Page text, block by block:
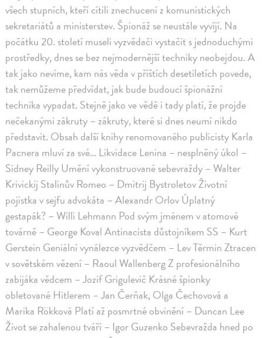
všech stupních, kteří cítili znechucení z komunistických
sekretariátů a ministerstev. Špionáž se neustále vyvíjí. Na
počátku 20. století museli vyzvědači vystačit s jednoduchými
prostředky, dnes se bez nejmodernější techniky neobejdou. A
tak jako nevíme, kam nás věda v příštích desetiletích povede,
tak nemůžeme předvídat, jak bude budoucí špionážní
technika vypadat. Stejně jako ve vědě i tady platí, že projde
nečekanými zákruty – zákruty, které si dnes neumí nikdo
představit. Obsah další knihy renomovaného publicisty Karla
Pacnera mluví za své… Likvidace Lenina – nesplněný úkol –
Sidney Reilly Umění vykonstruované sebevraždy – Walter
Krivickij Stalinův Romeo – Dmitrij Bystroletov Životní
pojistka v sejfu advokáta – Alexandr Orlov Úplatný
gestapák? – Willi Lehmann Pod svým jménem v atomové
továrně – George Koval Antinacista důstojníkem SS – Kurt
Gerstein Geniální vynálezce vyzvědčem – Lev Těrmin Ztracen
v sovětském vězení – Raoul Wallenberg Z profesionálního
zabijáka vědcem – Jozif Grigulevič Krásné špionky
obletované Hitlerem – Jan Čerňak, Olga Čechovová a
Marika Rökková Platí až posmrtné obvinění – Duncan Lee
Život se zahalenou tváří – Igor Guzenko Sebevražda hned po